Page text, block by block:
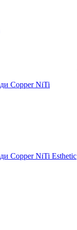
Copper NiTi
Copper NiTi Esthetic